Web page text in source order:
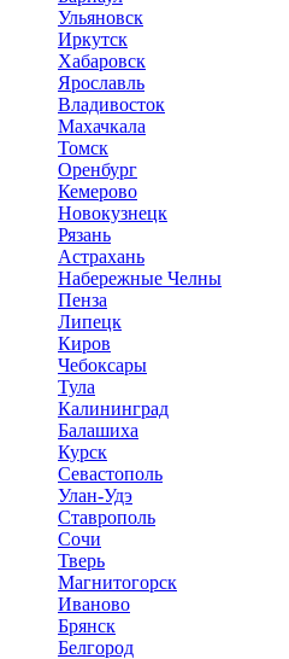
Ульяновск
Иркутск
Хабаровск
Ярославль
Владивосток
Махачкала
Томск
Оренбург
Кемерово
Новокузнецк
Рязань
Астрахань
Набережные Челны
Пенза
Липецк
Киров
Чебоксары
Тула
Калининград
Балашиха
Курск
Севастополь
Улан-Удэ
Ставрополь
Сочи
Тверь
Магнитогорск
Иваново
Брянск
Белгород